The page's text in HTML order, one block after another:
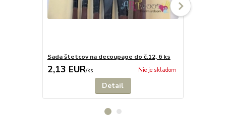
Sada štetcov na decoupage do č.12, 6 ks
2,13 EUR/ks Nie je skladom
Detail